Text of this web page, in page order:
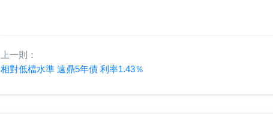
上一則：
相對低檔水準 遠鼎5年債 利率1.43％